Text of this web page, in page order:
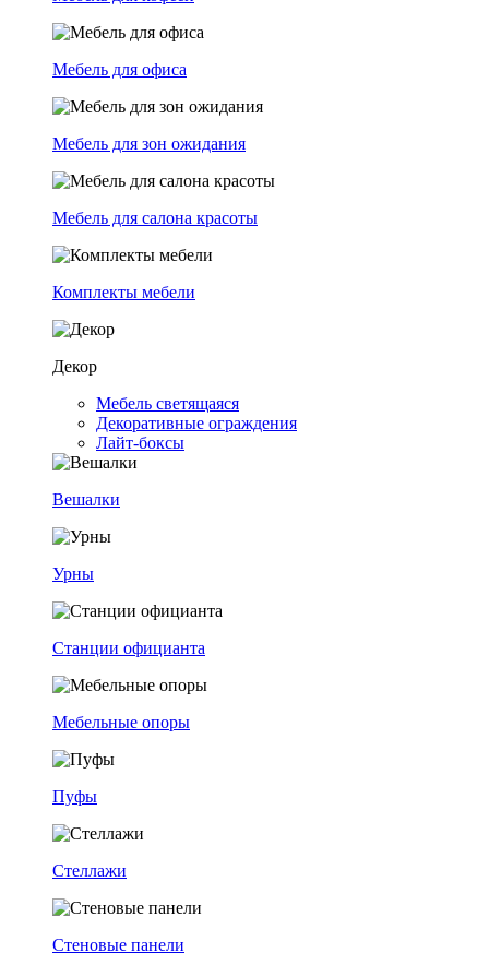
Мебель для офиса
Мебель для зон ожидания
Мебель для салона красоты
Комплекты мебели
Декор
Мебель светящаяся
Декоративные ограждения
Лайт-боксы
Вешалки
Урны
Станции официанта
Мебельные опоры
Пуфы
Стеллажи
Стеновые панели